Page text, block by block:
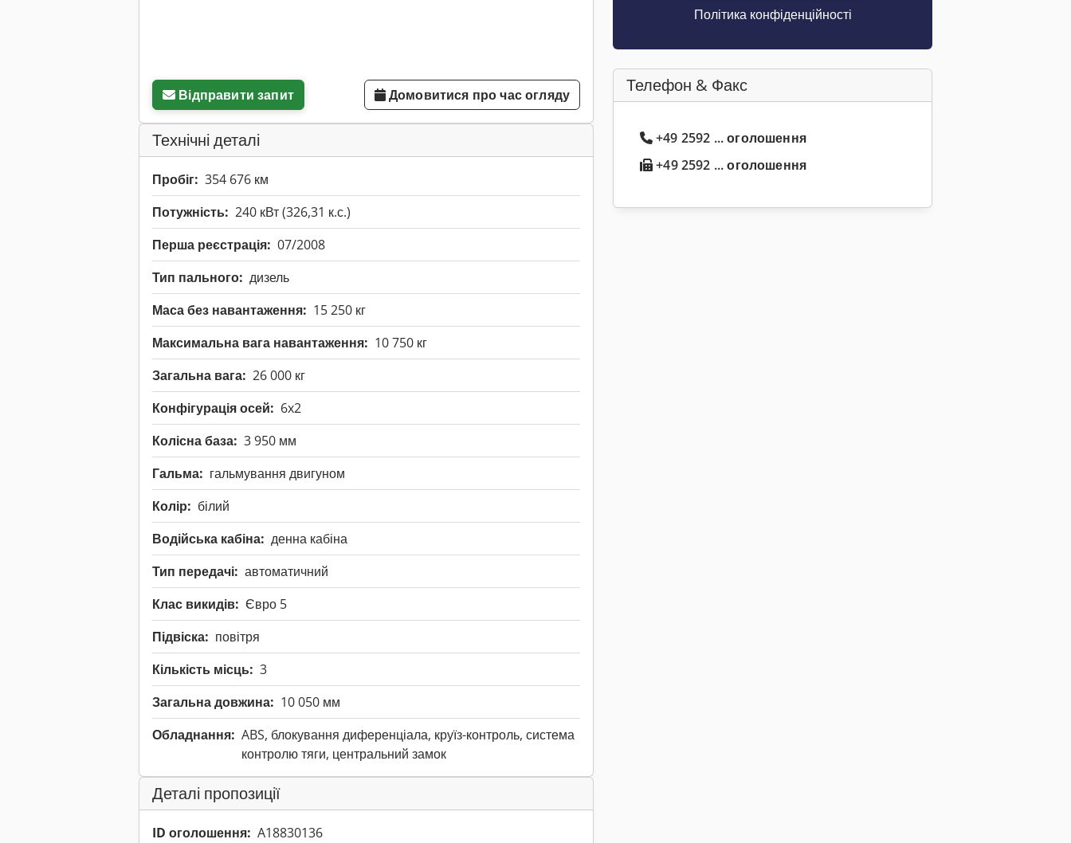
Відправити запит Домовитися про час огляду
Технічні деталі
Пробіг: 354 676 км
Потужність: 240 кВт (326,31 к.с.)
Перша реєстрація: 07/2008
Тип пального: дизель
Маса без навантаження: 15 250 кг
Максимальна вага навантаження: 10 750 кг
Загальна вага: 26 000 кг
Конфігурація осей: 6x2
Колісна база: 3 950 мм
Гальма: гальмування двигуном
Колір: білий
Водійська кабіна: денна кабіна
Тип передачі: автоматичний
Клас викидів: Євро 5
Підвіска: повітря
Кількість місць: 3
Загальна довжина: 10 050 мм
Обладнання: ABS, блокування диференціала, круїз-контроль, система
контролю тяги, центральний замок
Деталі пропозиції
ID оголошення: A18830136
Політика конфіденційності
Телефон & Факс
+49 2592 ... оголошення
+49 2592 ... оголошення